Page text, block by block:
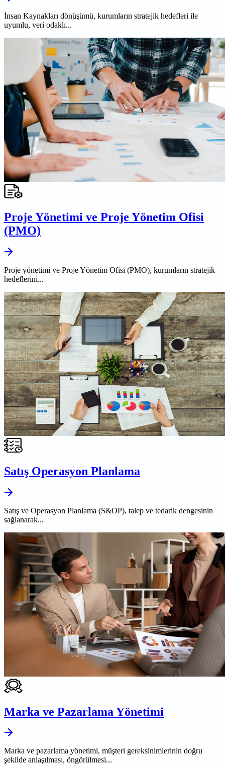
İnsan Kaynakları dönüşümü, kurumların stratejik hedefleri ile
uyumlu, veri odaklı...
Proje Yönetimi ve Proje Yönetim Ofisi
(PMO)
Proje yönetimi ve Proje Yönetim Ofisi (PMO), kurumların stratejik
hedeflerini...
Satış Operasyon Planlama
Satış ve Operasyon Planlama (S&OP), talep ve tedarik dengesinin
sağlanarak...
Marka ve Pazarlama Yönetimi
Marka ve pazarlama yönetimi, müşteri gereksinimlerinin doğru
şekilde anlaşılması, öngörülmesi...